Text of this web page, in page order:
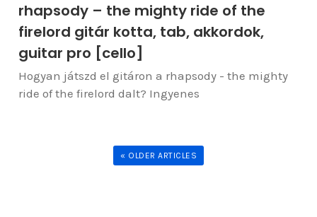
rhapsody – the mighty ride of the
firelord gitár kotta, tab, akkordok,
guitar pro [cello]
Hogyan játszd el gitáron a rhapsody - the mighty
ride of the firelord dalt? Ingyenes
« OLDER ARTICLES